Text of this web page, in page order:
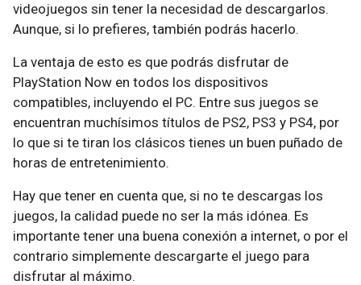
videojuegos sin tener la necesidad de descargarlos.
Aunque, si lo prefieres, también podrás hacerlo.
La ventaja de esto es que podrás disfrutar de
PlayStation Now en todos los dispositivos
compatibles, incluyendo el PC. Entre sus juegos se
encuentran muchísimos títulos de PS2, PS3 y PS4, por
lo que si te tiran los clásicos tienes un buen puñado de
horas de entretenimiento.
Hay que tener en cuenta que, si no te descargas los
juegos, la calidad puede no ser la más idónea. Es
importante tener una buena conexión a internet, o por el
contrario simplemente descargarte el juego para
disfrutar al máximo.